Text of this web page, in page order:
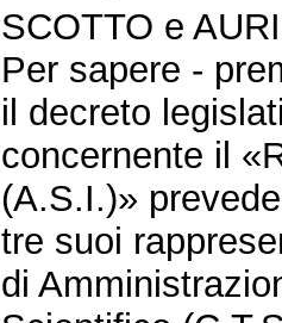
SCOTTO e
Per sapere -
il decreto
concernente il
(A.S.I.)»
tre suoi
di